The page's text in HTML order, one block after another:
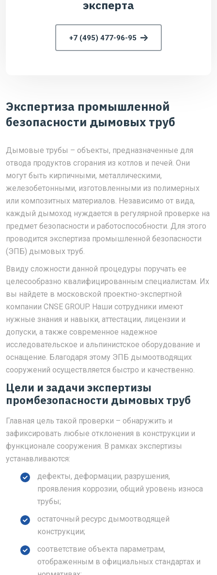
эксперта
+7 (495) 477-96-95
Экспертиза промышленной
безопасности дымовых труб
Дымовые трубы – объекты, предназначенные для
отвода продуктов сгорания из котлов и печей. Они
могут быть кирпичными, металлическими,
железобетонными, изготовленными из полимерных
или композитных материалов. Независимо от вида,
каждый дымоход нуждается в регулярной проверке на
предмет безопасности и работоспособности. Для этого
проводится экспертиза промышленной безопасности
(ЭПБ) дымовых труб.
Ввиду сложности данной процедуры поручать ее
целесообразно квалифицированным специалистам. Их
вы найдете в московской проектно-экспертной
компании CNSE GROUP. Наши сотрудники имеют
нужные знания и навыки, аттестации, лицензии и
допуски, а также современное надежное
исследовательское и альпинистское оборудование и
оснащение. Благодаря этому ЭПБ дымоотводящих
сооружений осуществляется быстро и качественно.
Цели и задачи экспертизы
промбезопасности дымовых труб
Главная цель такой проверки – обнаружить и
зафиксировать любые отклонения в конструкции и
функционале сооружения. В рамках экспертизы
устанавливаются:
дефекты, деформации, разрушения,
проявления коррозии, общий уровень износа
трубы;
остаточный ресурс дымоотводящей
конструкции;
соответствие объекта параметрам,
отображенным в официальных стандартах и